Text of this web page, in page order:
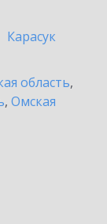
Карасук
область,
, Омская